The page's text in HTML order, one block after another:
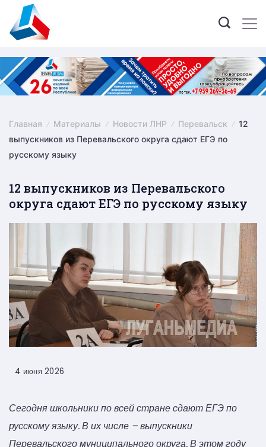
content
Главная Материалы Новости ЛНР Перевальск
12
выпускников из Перевальского округа сдают ЕГЭ по
русскому языку
12 выпускников из Перевальского
округа сдают ЕГЭ по русскому языку
4 июня 2026
Сегодня школьники по всей стране сдают ЕГЭ по
русскому языку. В их числе – выпускники
Перевальского муниципального округа.В этом году